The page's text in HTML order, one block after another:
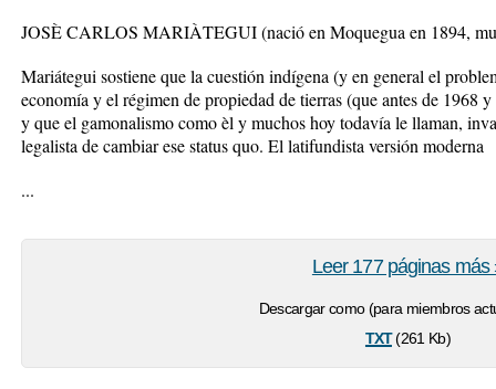
JOSÈ CARLOS MARIÀTEGUI (nació en Moquegua en 1894,
Mariátegui sostiene que la cuestión indígena (y en general el
economía y el régimen de propiedad de tierras (que antes de 1968
y que el gamonalismo como èl y muchos hoy todavía le llaman,
legalista de cambiar ese status quo. El latifundista versión moderna
...
Descargar como (para miembros
txt(261 Kb)
Leer 177 páginas más